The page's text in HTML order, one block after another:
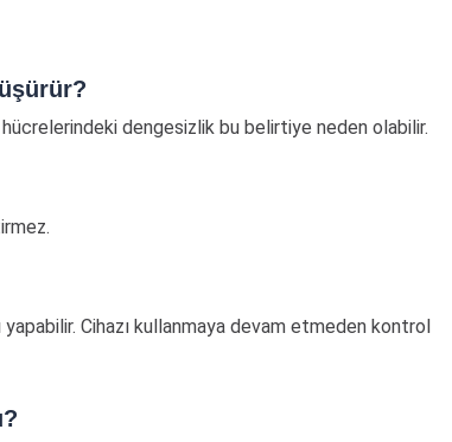
dengesizlik bu belirtiye neden olabilir.
Cihazı kullanmaya devam etmeden kontrol